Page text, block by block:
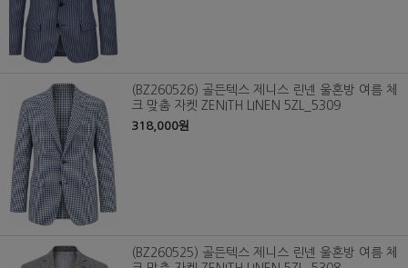
(BZ260526) 골든텍스 제니스 린넨 울혼방 여름 체
크 맞춤 자켓 ZENITH LINEN 5ZL_5309
318,000원
(BZ260525) 골든텍스 제니스 린넨 울혼방 여름 체